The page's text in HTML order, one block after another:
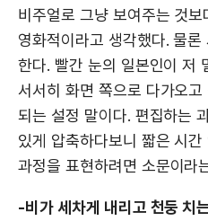
비주얼로 그냥 보여주는 것
영화적이라고 생각했다. 물
한다. 빨간 눈의 일본인이 저
서서히 화면 쪽으로 다가오
되는 설정 말이다. 편집하는
있게 압축하다보니 짧은 시
과정을 표현하려면 소문이라
-비가 세차게 내리고 천둥 치